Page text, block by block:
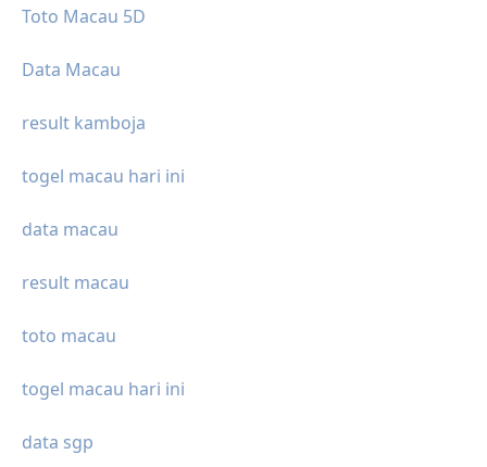
Toto Macau 5D
Data Macau
result kamboja
togel macau hari ini
data macau
result macau
toto macau
togel macau hari ini
data sgp